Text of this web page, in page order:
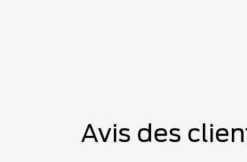
Avis des